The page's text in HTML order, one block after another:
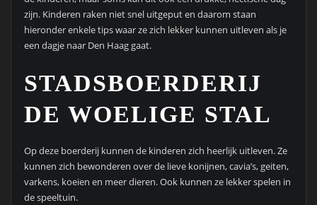
zijn. Kinderen raken niet snel uitgeput en daarom staan
hieronder enkele tips waar ze zich lekker kunnen uitleven als je
een dagje naar Den Haag gaat.
STADSBOERDERIJ
DE WOELIGE STAL
Op deze boerderij kunnen de kinderen zich heerlijk uitleven. Ze
kunnen zich bewonderen over de lieve konijnen, cavia’s, geiten,
varkens, koeien en meer dieren. Ook kunnen ze lekker spelen in
de speeltuin.